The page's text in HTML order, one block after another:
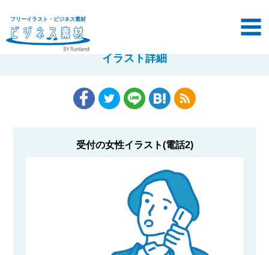
フリーイラスト・ビジネス素材
イラスト詳細
受付の女性イラスト(電話2)